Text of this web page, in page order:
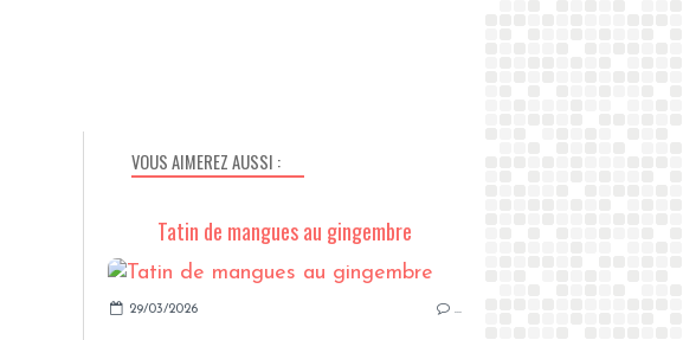
VOUS AIMEREZ AUSSI :
Tatin de mangues au gingembre
29/03/2026 …